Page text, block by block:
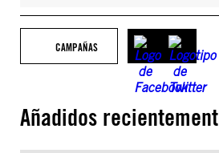
CAMPAÑAS
Añadidos